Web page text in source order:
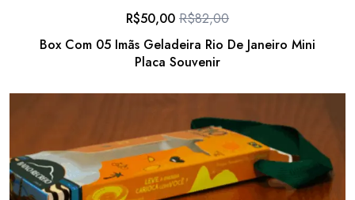
Box Com 05 Imãs Geladeira Rio De Janeiro Mini
Placa Souvenir
R$82,00
R$50,00